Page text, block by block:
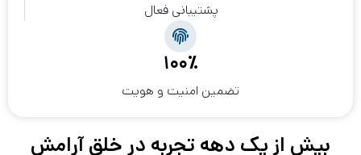
پشتیبانی فعال
۱۰۰٪
تضمین امنیت و هویت
بیش از یک دهه تجربه در خلق آرامش